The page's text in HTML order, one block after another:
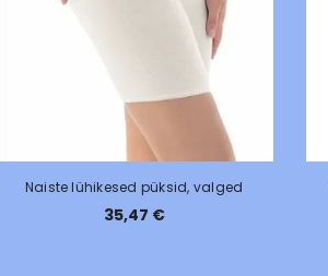
Naiste lühikesed püksid, valged
35,47 €